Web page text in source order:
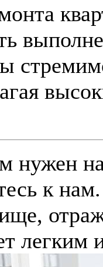
нужен
к
легким